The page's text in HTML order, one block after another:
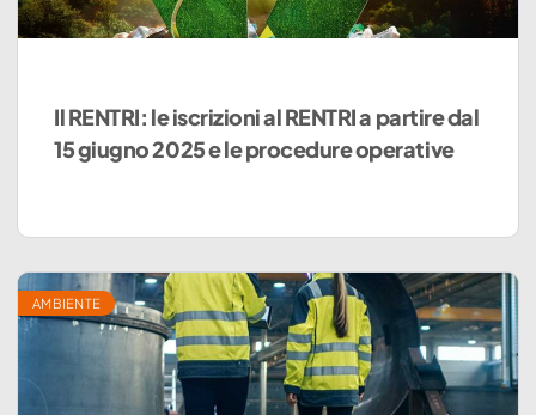
Il RENTRI: le iscrizioni al RENTRI a partire dal
15 giugno 2025 e le procedure operative
AMBIENTE